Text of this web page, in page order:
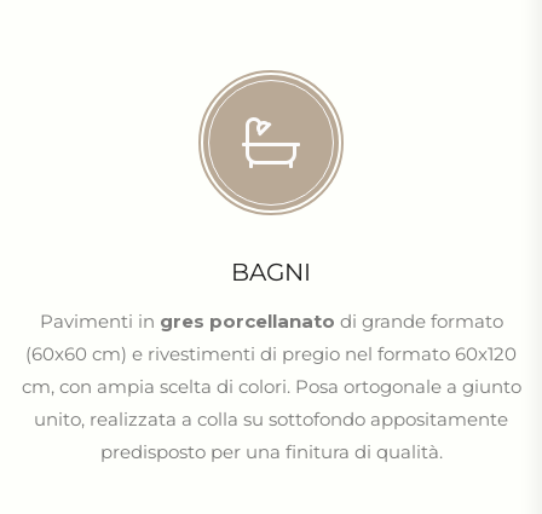
BAGNI
Pavimenti in gres porcellanato di grande formato
(60x60 cm) e rivestimenti di pregio nel formato 60x120
cm, con ampia scelta di colori. Posa ortogonale a giunto
unito, realizzata a colla su sottofondo appositamente
predisposto per una finitura di qualità.